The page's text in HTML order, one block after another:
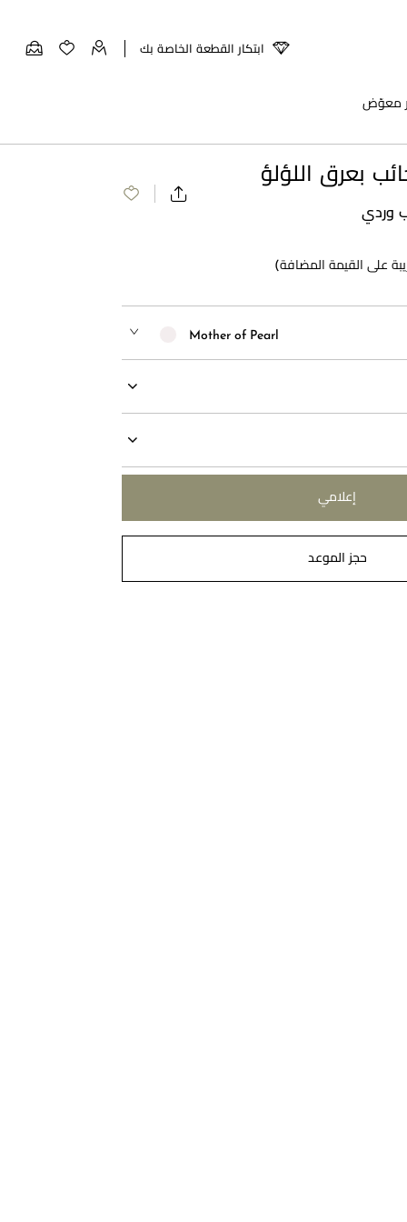
ابتكار القطعة الخاصة بك
معوّض
بعرق اللؤلؤ
وردي
على القيمة المضافة)
Mother of Pearl
إعلامي
حجز الموعد